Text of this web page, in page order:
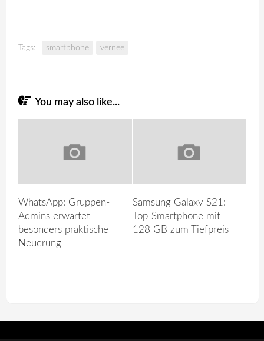
Tags: smartphone vernee
You may also like...
WhatsApp: Gruppen-
Admins erwartet
besonders praktische
Neuerung
Samsung Galaxy S21:
Top-Smartphone mit
128 GB zum Tiefpreis